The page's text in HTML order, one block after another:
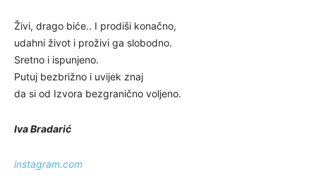
Živi, drago biće.. I prodiši konačno,
udahni život i proživi ga slobodno.
Sretno i ispunjeno.
Putuj bezbrižno i uvijek znaj
da si od Izvora bezgranično voljeno.
Iva Bradarić
instagram.com